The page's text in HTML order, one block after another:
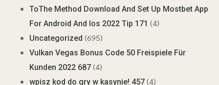
ToThe Method Download And Set Up Mostbet App
For Android And Ios 2022 Tip 171 (4)
Uncategorized (695)
Vulkan Vegas Bonus Code 50 Freispiele Für
Kunden 2022 687 (4)
wpisz kod do gry w kasynie! 457 (4)